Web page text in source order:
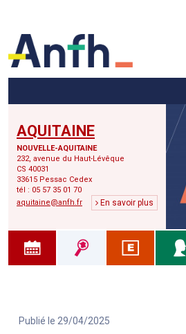
AQUITAINE
NOUVELLE-AQUITAINE
232, avenue du Haut-Lévêque
CS 40031
33615 Pessac Cedex
tél : 05 57 35 01 70
aquitaine@anfh.fr
En savoir plus
Publié le 29/04/2025